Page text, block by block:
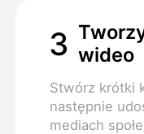
3 wideo
Stwórz krótki
następnie
mediach